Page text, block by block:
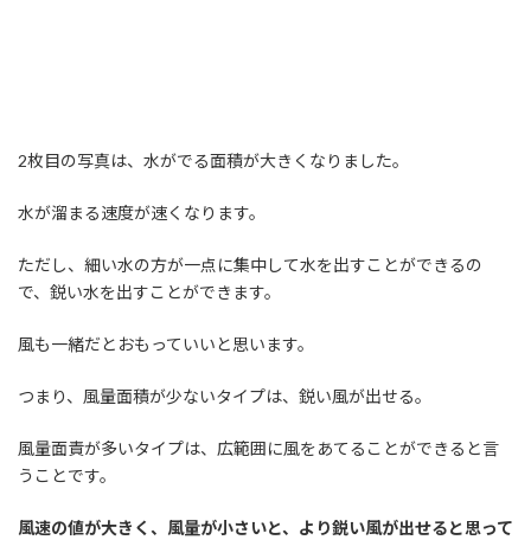
2枚目の写真は、水がでる面積が大きくなりました。
水が溜まる速度が速くなります。
ただし、細い水の方が一点に集中して水を出すことができるの
で、鋭い水を出すことができます。
風も一緒だとおもっていいと思います。
つまり、風量面積が少ないタイプは、鋭い風が出せる。
風量面責が多いタイプは、広範囲に風をあてることができると言
うことです。
風速の値が大きく、風量が小さいと、より鋭い風が出せると思って